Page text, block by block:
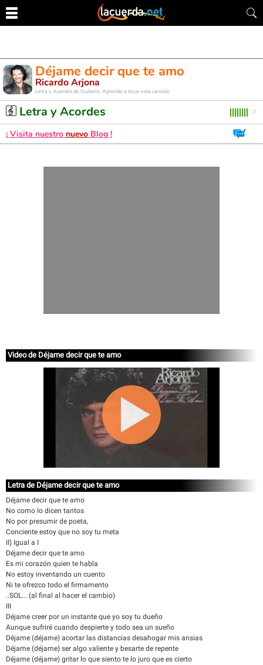
Déjame decir que te amo
Ricardo Arjona
Letra y Acordes de Guitarra. Aprende a tocar esta canción
Letra y Acordes
¡ Visita nuestro nuevo Blog !
Video de Déjame decir que te amo
Letra de Déjame decir que te amo
Déjame decir que te amo
No como lo dicen tantos
No por presumir de poeta,
Conciente estoy que no soy tu meta
II) Igual a I
Déjame decir que te amo
Es mi corazón quien te habla
No estoy inventando un cuento
Ni te ofrezco todo el firmamento
..SOL... (al final al hacer el cambio)
III
Déjame creer por un instante que yo soy tu dueño
Aunque sufriré cuando despierte y todo sea un sueño
Déjame (déjame) acortar las distancias desahogar mis ansias
Déjame (déjame) ser algo valiente y besarte de repente
Déjame (déjame) gritar lo que siento te lo juro que es cierto